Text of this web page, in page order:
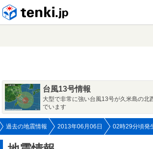
台風13号情報
大型で非常に強い台風13号が久米島の北
でいます
過去の地震情報 2013年06月06日 02時29分頃発